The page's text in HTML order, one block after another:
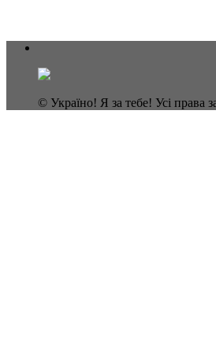
© Україно! Я за тебе! Усі права